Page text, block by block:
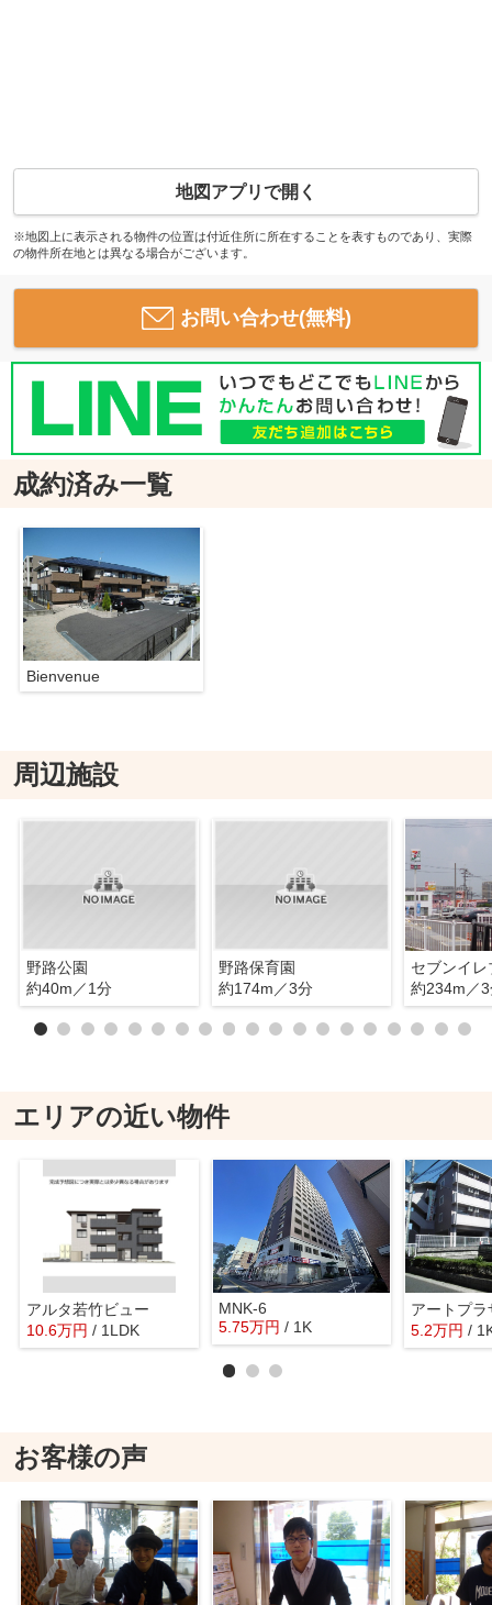
地図アプリで開く
※地図上に表示される物件の位置は付近住所に所在することを表すものであり、実際
の物件所在地とは異なる場合がございます。
お問い合わせ(無料)
成約済み一覧
Bienvenue
周辺施設
野路公園
約40m／1分
野路保育園
約174m／3分
セブンイレ
約234m／
エリアの近い物件
アルタ若竹ビュー
10.6万円 / 1LDK
MNK-6
5.75万円 / 1K
アートプラ
5.2万円 /
お客様の声